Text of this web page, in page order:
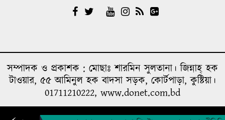
কওমি মাদ্রাসার শিক্ষার্থী বলৎকার
বিনা আমন্ত্রণেই বিদেশে যাবার পথে দিল্লি থেকে ঘুরে যেতে
চেয়েছিলেন ড. ইউনূস
১৪ বছরের মধ্যে সর্বনিম্ন বৈদেশিক ঋণের প্রতিশ্রুতি পেল
বাংলাদেশ, উল্টো সর্বোচ্চ ঋণ পরিশোধের চাপ
সম্পাদক ও প্রকাশক : মোছাঃ শারমিন সুলতানা। জিন্নাহ্ হক
টাওয়ার, ৫৫ আমিনুল হক বাদসা সড়ক, কোর্টপাড়া, কুষ্টিয়া।
01711210222, www.donet.com.bd